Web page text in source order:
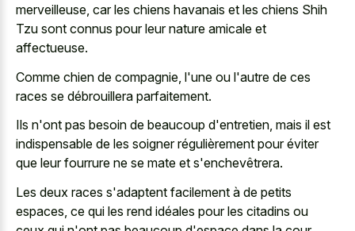
merveilleuse, car les chiens havanais et les chiens Shih
Tzu sont connus pour leur nature amicale et
affectueuse.
Comme chien de compagnie, l'une ou l'autre de ces
races se débrouillera parfaitement.
Ils n'ont pas besoin de beaucoup d'entretien, mais il est
indispensable de les soigner régulièrement pour éviter
que leur fourrure ne se mate et s'enchevêtrera.
Les deux races s'adaptent facilement à de petits
espaces, ce qui les rend idéales pour les citadins ou